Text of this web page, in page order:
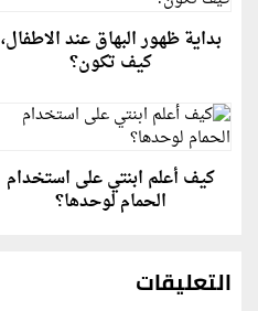
بداية ظهور البهاق عند الاطفال،
كيف تكون؟
كيف أعلم ابنتي على استخدام
الحمام لوحدها؟
التعليقات